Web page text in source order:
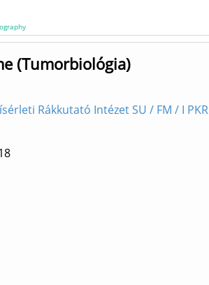
(Tumorbiológia)
Rákkutató Intézet SU / FM / I